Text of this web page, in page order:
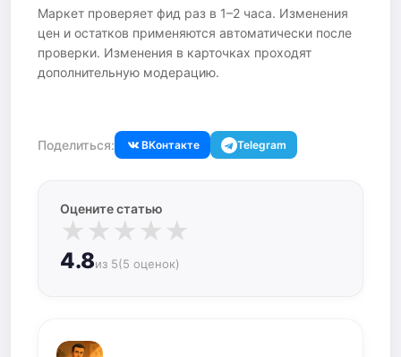
Маркет проверяет фид раз в 1–2 часа. Изменения
цен и остатков применяются автоматически после
проверки. Изменения в карточках проходят
дополнительную модерацию.
Поделиться: ВКонтакте Telegram
Оцените статью
★
★
★
★
★
4.8из 5(5 оценок)